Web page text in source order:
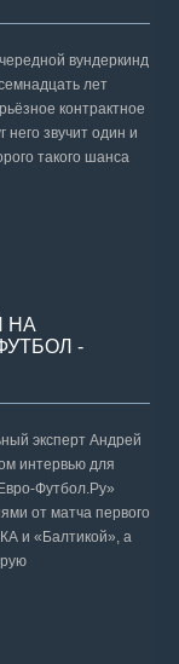
вундеркинд
лет
контрактное
него звучит один и
такого шанса
НА
-
эксперт Андрей
интервью для
Футбол.Ру»
от матча первого
и «Балтикой», а